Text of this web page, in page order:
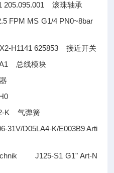
205.095.001滚珠轴承
MS G1/4 PN0~8bar
H1141 625853接近开关
总线模块
K气弹簧
D05LA4-K/E003B9 Arti
J125-S1 G1" Art-N